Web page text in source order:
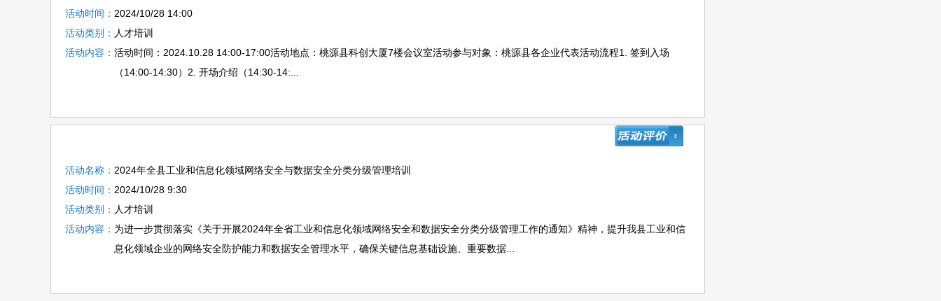
活动时间： 2024/10/28 14:00
活动类别： 人才培训
活动内容： 活动时间：2024.10.28 14:00-17:00活动地点：桃源县科创大厦7楼会议室活动参与对象：桃源县各企业代表活动流程1. 签到入场
（14:00-14:30）2. 开场介绍（14:30-14:...
活动名称： 2024年全县工业和信息化领域网络安全与数据安全分类分级管理培训
活动时间： 2024/10/28 9:30
活动类别： 人才培训
活动内容： 为进一步贯彻落实《关于开展2024年全省工业和信息化领域网络安全和数据安全分类分级管理工作的通知》精神，提升我县工业和信
息化领域企业的网络安全防护能力和数据安全管理水平，确保关键信息基础设施、重要数据...